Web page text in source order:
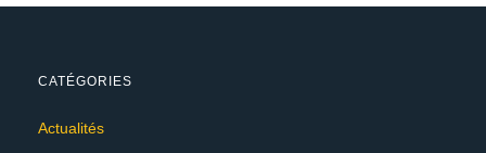
CATÉGORIES
Actualités